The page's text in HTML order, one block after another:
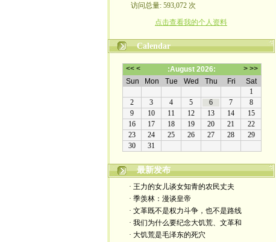
访问总量: 593,072 次
点击查看我的个人资料
Calendar
最新发布
· 王力的女儿谈女知青的农民丈夫
· 季羡林：漫谈皇帝
· 文革既不是权力斗争，也不是路线
· 我们为什么要纪念大饥荒、文革和
· 大饥荒是毛泽东的死穴